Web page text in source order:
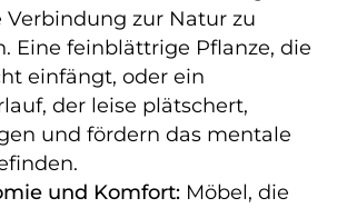
Verbindung zur Natur zu
Eine feinblättrige Pflanze, die
einfängt, oder ein
der leise plätschert,
und fördern das mentale
und Komfort: Möbel, die